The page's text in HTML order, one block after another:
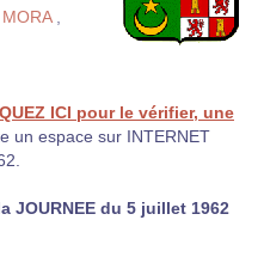
MORA
ICI pour le vérifier, une
un espace sur INTERNET
JOURNEE du 5 juillet 1962